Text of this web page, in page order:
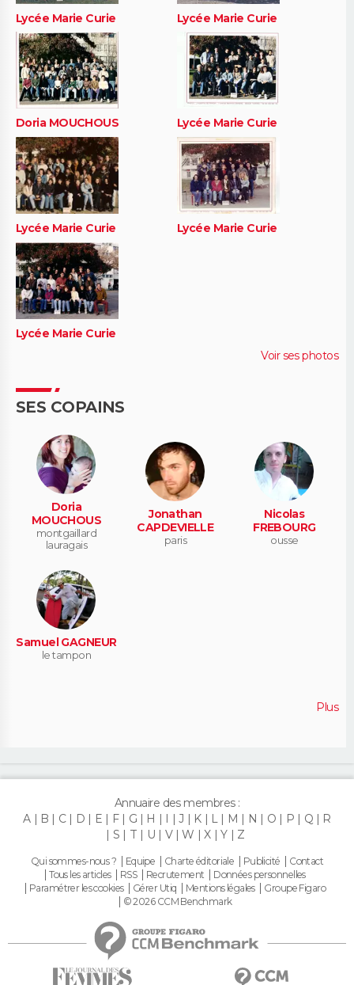
Lycée Marie Curie Lycée Marie Curie
Doria MOUCHOUS Lycée Marie Curie
Lycée Marie Curie Lycée Marie Curie
Lycée Marie Curie
Voir ses photos
SES COPAINS
Doria
MOUCHOUS
montgaillard
lauragais
Jonathan
CAPDEVIELLE
paris
Nicolas
FREBOURG
ousse
Samuel GAGNEUR
le tampon
Plus
Annuaire des membres :
A
B C D E F G H I J K L M N O P Q
R
S
T U V W X Y Z
Qui sommes-nous ? Equipe Charte éditoriale Publicité
Contact
Tous les articles
RSS Recrutement
Données personnelles
Paramétrer les cookies
Gérer Utiq Mentions légales
Groupe Figaro
© 2026 CCM Benchmark